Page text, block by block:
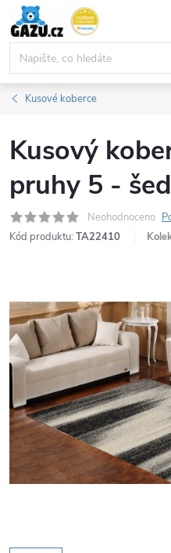
Přejít
obsah
Kusové koberce
Kusový
pruhy 5 -
Neohodnoceno
Kód produktu: TA22410